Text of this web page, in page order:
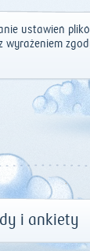
ustawień
i ankiety